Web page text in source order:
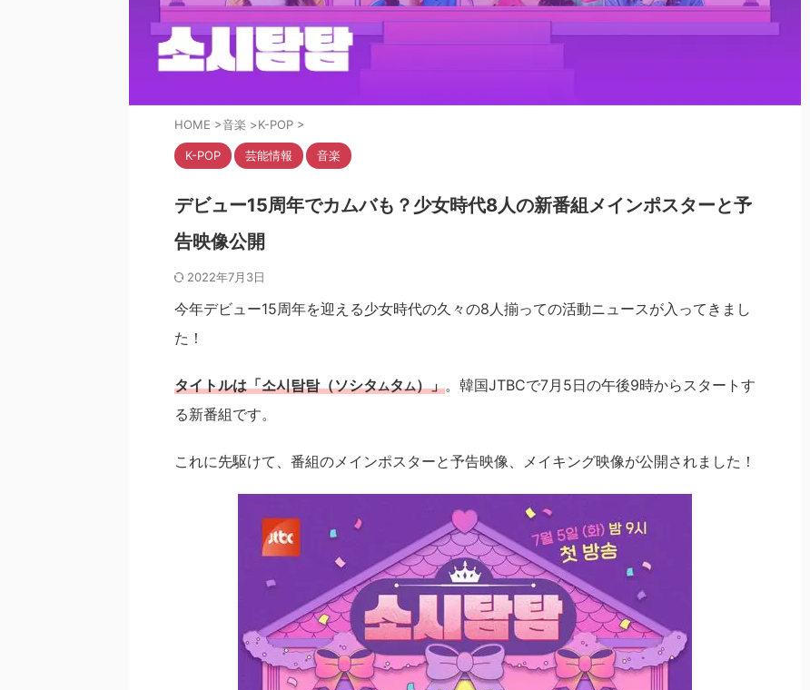
HOME >音楽 >K-POP >
K-POP 芸能情報 音楽
デビュー15周年でカムバも？少女時代8人の新番組メインポスターと予
告映像公開
2022年7月3日
今年デビュー15周年を迎える少女時代の久々の8人揃っての活動ニュースが入ってきまし
た！
タイトルは「소시탐탐（ソシタムタム）」。韓国JTBCで7月5日の午後9時からスタートす
る新番組です。
これに先駆けて、番組のメインポスターと予告映像、メイキング映像が公開されました！